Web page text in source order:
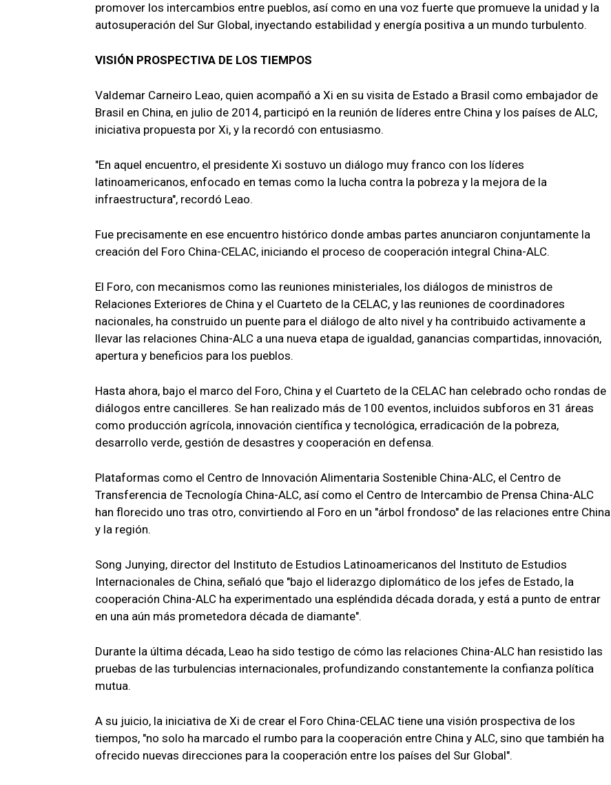
promover los intercambios entre pueblos, así como en una voz fuerte que promueve la unidad y la
autosuperación del Sur Global, inyectando estabilidad y energía positiva a un mundo turbulento.
VISIÓN PROSPECTIVA DE LOS TIEMPOS
Valdemar Carneiro Leao, quien acompañó a Xi en su visita de Estado a Brasil como embajador de
Brasil en China, en julio de 2014, participó en la reunión de líderes entre China y los países de ALC,
iniciativa propuesta por Xi, y la recordó con entusiasmo.
"En aquel encuentro, el presidente Xi sostuvo un diálogo muy franco con los líderes
latinoamericanos, enfocado en temas como la lucha contra la pobreza y la mejora de la
infraestructura", recordó Leao.
Fue precisamente en ese encuentro histórico donde ambas partes anunciaron conjuntamente la
creación del Foro China-CELAC, iniciando el proceso de cooperación integral China-ALC.
El Foro, con mecanismos como las reuniones ministeriales, los diálogos de ministros de
Relaciones Exteriores de China y el Cuarteto de la CELAC, y las reuniones de coordinadores
nacionales, ha construido un puente para el diálogo de alto nivel y ha contribuido activamente a
llevar las relaciones China-ALC a una nueva etapa de igualdad, ganancias compartidas, innovación,
apertura y beneficios para los pueblos.
Hasta ahora, bajo el marco del Foro, China y el Cuarteto de la CELAC han celebrado ocho rondas de
diálogos entre cancilleres. Se han realizado más de 100 eventos, incluidos subforos en 31 áreas
como producción agrícola, innovación científica y tecnológica, erradicación de la pobreza,
desarrollo verde, gestión de desastres y cooperación en defensa.
Plataformas como el Centro de Innovación Alimentaria Sostenible China-ALC, el Centro de
Transferencia de Tecnología China-ALC, así como el Centro de Intercambio de Prensa China-ALC
han florecido uno tras otro, convirtiendo al Foro en un "árbol frondoso" de las relaciones entre China
y la región.
Song Junying, director del Instituto de Estudios Latinoamericanos del Instituto de Estudios
Internacionales de China, señaló que "bajo el liderazgo diplomático de los jefes de Estado, la
cooperación China-ALC ha experimentado una espléndida década dorada, y está a punto de entrar
en una aún más prometedora década de diamante".
Durante la última década, Leao ha sido testigo de cómo las relaciones China-ALC han resistido las
pruebas de las turbulencias internacionales, profundizando constantemente la confianza política
mutua.
A su juicio, la iniciativa de Xi de crear el Foro China-CELAC tiene una visión prospectiva de los
tiempos, "no solo ha marcado el rumbo para la cooperación entre China y ALC, sino que también ha
ofrecido nuevas direcciones para la cooperación entre los países del Sur Global".